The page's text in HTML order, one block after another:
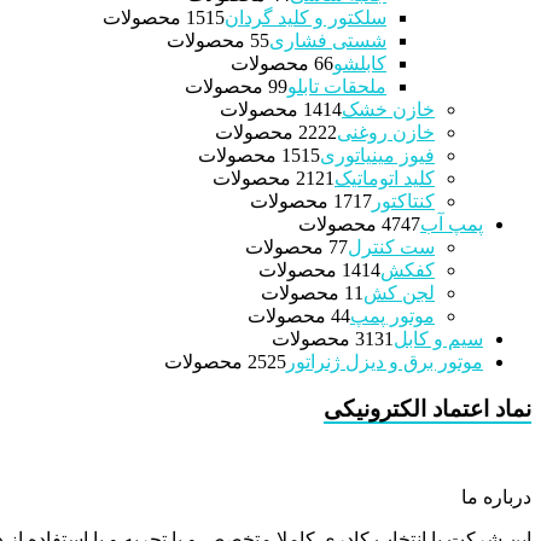
سلکتور و کلید گردان
1515 محصولات
شستی فشاری 55 محصولات
کابلشو 66 محصولات
ملحقات تابلو 99 محصولات
خازن خشک
1414 محصولات
خازن روغنی
2222 محصولات
فیوز مینیاتوری
1515 محصولات
کلید اتوماتیک
21 21 محصولات
کنتاکتور
1717 محصولات
پمپ آب
4747 محصولات
ست کنترل 77 محصولات
کفکش
1414 محصولات
لجن کش
1 1 محصولات
موتور پمپ 44 محصولات
سیم و کابل
3131 محصولات
موتور برق و دیزل ژنراتور
2525 محصولات
نماد اعتماد الکترونیکی
درباره ما